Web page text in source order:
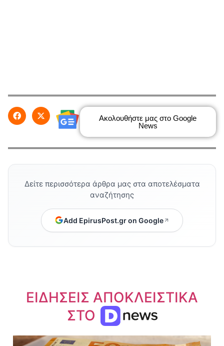
Ακολουθήστε μας στο Google
News
Δείτε περισσότερα άρθρα μας στα αποτελέσματα
αναζήτησης
Add EpirusPost.gr on Google
ΕΙΔΗΣΕΙΣ ΑΠΟΚΛΕΙΣΤΙΚΑ
ΣΤΟ